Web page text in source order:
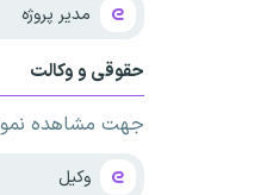
مدیر پروژه
حقوقی و وکالت
جهت مشاهده
وکیل